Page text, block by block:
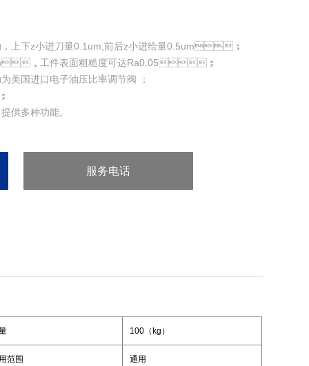
，上下z小进刀量0.1um,前后z小进给量0.5um；
，工件表面粗糙度可达Ra0.05；
美国进口电子油压比率调节阀 ；
多种功能。
服务电话
100（kg）
范围 通用